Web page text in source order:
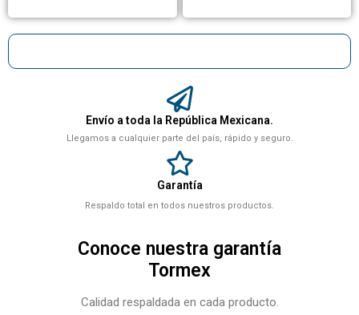
Envío a toda la República Mexicana.
Llegamos a cualquier parte del país, rápido y seguro.
Garantía
Respaldo total en todos nuestros productos.
Conoce nuestra garantía
Tormex
Calidad respaldada en cada producto.